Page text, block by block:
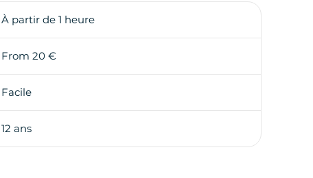
À partir de 1 heure
From 20 €
Facile
12 ans